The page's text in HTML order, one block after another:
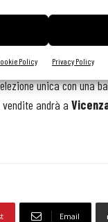
Policy Privacy Policy
protagonisti del
della cantina Dal
unica con una
andrà a
Email